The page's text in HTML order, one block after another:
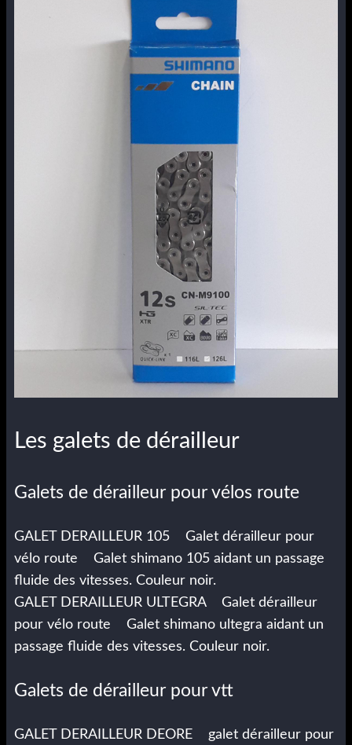
Les galets de dérailleur
Galets de dérailleur pour vélos route
GALET DERAILLEUR 105 Galet dérailleur pour
vélo route Galet shimano 105 aidant un passage
fluide des vitesses. Couleur noir.
GALET DERAILLEUR ULTEGRA Galet dérailleur
pour vélo route Galet shimano ultegra aidant un
passage fluide des vitesses. Couleur noir.
Galets de dérailleur pour vtt
GALET DERAILLEUR DEORE galet dérailleur pour